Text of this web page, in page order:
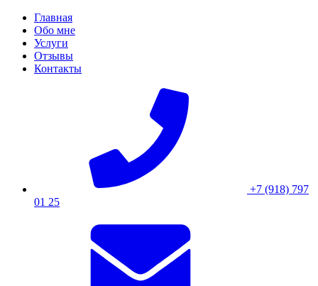
Skip
content
Главная
Обо мне
Услуги
Отзывы
Контакты
+7 (918) 797
01 25